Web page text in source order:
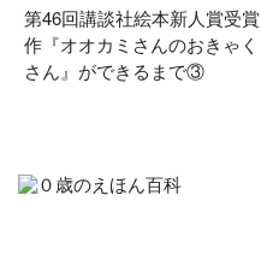
第46回講談社絵本新人賞受賞
作『オオカミさんのおきゃく
さん』ができるまで③